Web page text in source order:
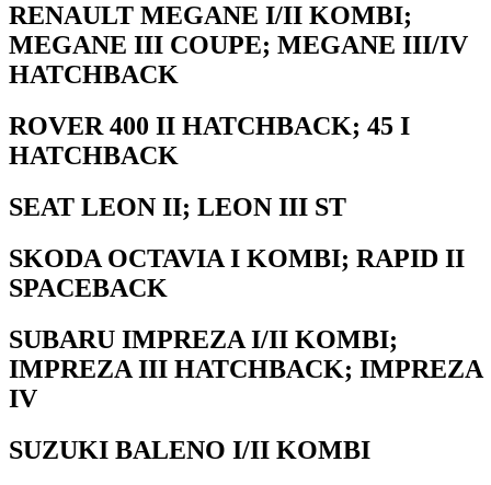
RENAULT MEGANE I/II KOMBI;
MEGANE III COUPE; MEGANE III/IV
HATCHBACK
ROVER 400 II HATCHBACK; 45 I
HATCHBACK
SEAT LEON II; LEON III ST
SKODA OCTAVIA I KOMBI; RAPID II
SPACEBACK
SUBARU IMPREZA I/II KOMBI;
IMPREZA III HATCHBACK; IMPREZA
IV
SUZUKI BALENO I/II KOMBI